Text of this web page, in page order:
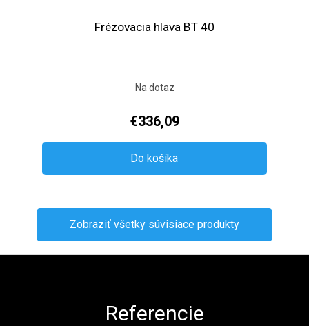
Frézovacia hlava BT 40
Na dotaz
€336,09
Do košíka
Zobraziť všetky súvisiace produkty
Referencie